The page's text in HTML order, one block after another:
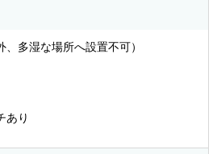
多湿な場所へ設置不可）
あり